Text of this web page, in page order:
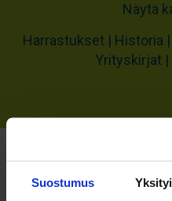
Suostumus
Näytä
Harrastukset
Historia
Yrityskirjat